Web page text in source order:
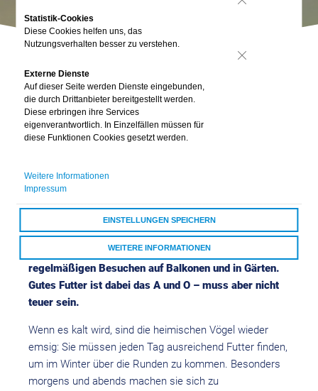
Statistik-Cookies
Diese Cookies helfen uns, das
Nutzungsverhalten besser zu verstehen.
Externe Dienste
Auf dieser Seite werden Dienste eingebunden,
die durch Drittanbieter bereitgestellt werden.
Diese erbringen ihre Services
eigenverantwortlich. In Einzelfällen müssen für
diese Funktionen Cookies gesetzt werden.
Weitere Informationen
Impressum
EINSTELLUNGEN SPEICHERN
WEITERE INFORMATIONEN
Vogelfutter
Die Wintersnackbar ist eröffnet
Die Winterfütterung hat in Deutschland lange
Tradition. Heimische Vögel danken den Spendern mit
regelmäßigen Besuchen auf Balkonen und in Gärten.
Gutes Futter ist dabei das A und O – muss aber nicht
teuer sein.
Wenn es kalt wird, sind die heimischen Vögel wieder
emsig: Sie müssen jeden Tag ausreichend Futter finden,
um im Winter über die Runden zu kommen. Besonders
morgens und abends machen sie sich zu